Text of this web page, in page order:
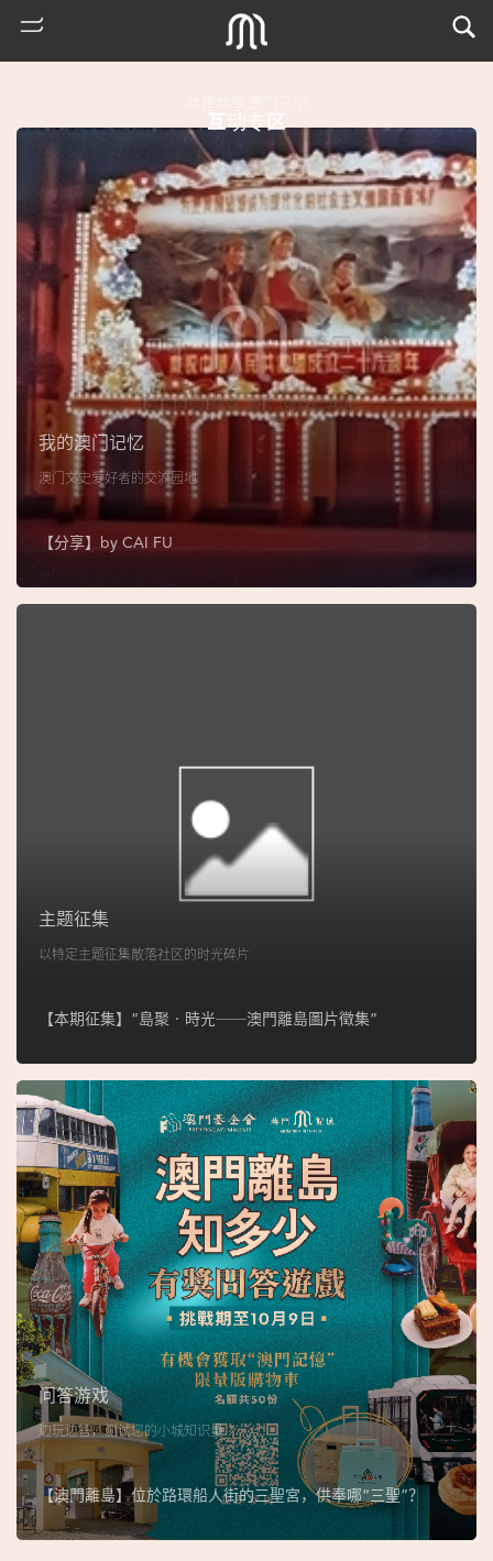
图
阁
互动专区
我的澳门记忆
澳门文史爱好者的交流园地
【分享】by CAI FU
主题征集
以特定主题征集散落社区的时光碎片
【本期征集】“島聚‧時光──澳門離島圖片徵集”
问答游戏
边玩边答，测试您的小城知识量
【澳門離島】位於路環船人街的三聖宮，供奉哪“三聖”？